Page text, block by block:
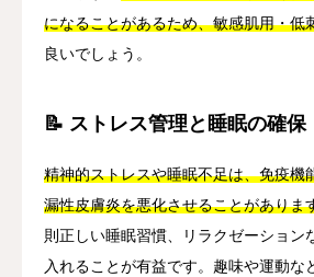
になることがあるため、敏感肌用・低
良いでしょう。
📝 ストレス管理と睡眠の確保
精神的ストレスや睡眠不足は、免疫機
漏性皮膚炎を悪化させることがありま
則正しい睡眠習慣、リラクゼーション
入れることが有益です。趣味や運動な